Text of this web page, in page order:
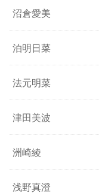
沼倉愛美
泊明日菜
法元明菜
津田美波
洲崎綾
浅野真澄